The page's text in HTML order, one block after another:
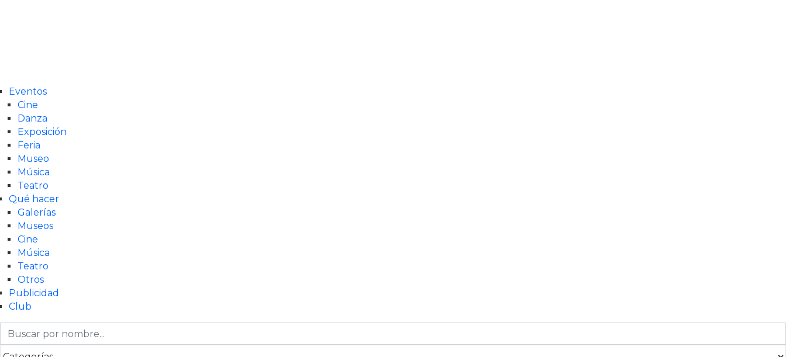
Eventos
Cine
Danza
Exposición
Feria
Museo
Música
Teatro
Qué hacer
Galerías
Museos
Cine
Música
Teatro
Otros
Publicidad
Club